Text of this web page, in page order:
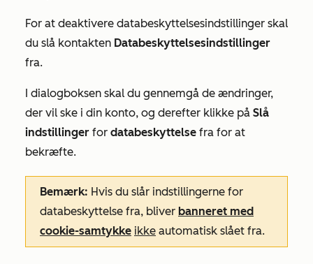
For at deaktivere databeskyttelsesindstillinger skal
du slå kontakten Databeskyttelsesindstillinger
fra.
I dialogboksen skal du gennemgå de ændringer,
der vil ske i din konto, og derefter klikke på Slå
indstillinger for databeskyttelse fra for at
bekræfte.
Bemærk: Hvis du slår indstillingerne for
databeskyttelse fra, bliver banneret med
cookie-samtykke ikke automatisk slået fra.